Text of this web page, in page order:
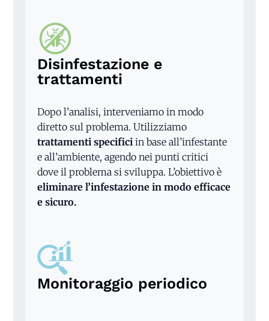
Disinfestazione e
trattamenti
Dopo l’analisi, interveniamo in modo
diretto sul problema. Utilizziamo
trattamenti specifici in base all’infestante
e all’ambiente, agendo nei punti critici
dove il problema si sviluppa. L’obiettivo è
eliminare l’infestazione in modo efficace
e sicuro.
Monitoraggio periodico